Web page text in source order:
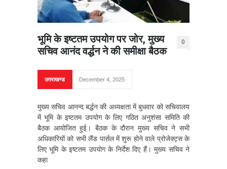
भूमि के इष्टतम उपयोग पर जोर, मुख्य
सचिव आनंद वर्द्धन ने की समीक्षा बैठक
0
उत्तराखण्ड December 4, 2025
मुख्य सचिव आनन्द बर्द्धन की अध्यक्षता में बुधवार को सचिवालय
में भूमि के इष्टतम उपयोग के लिए गठित अनुशंसा समिति की
बैठक आयोजित हुई। बैठक के दौरान मुख्य सचिव ने सभी
अधिकारियों को सभी लैंड पार्सल में शुरू होने वाले प्रोजेक्ट्स के
लिए भूमि के इष्टतम उपयोग के निर्देश दिए हैं। मुख्य सचिव ने
कहा